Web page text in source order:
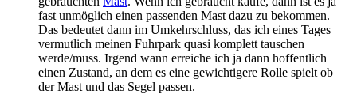
fast unmöglich einen passenden Mast dazu zu bekommen.
Das bedeutet dann im Umkehrschluss, das ich eines Tages
vermutlich meinen Fuhrpark quasi komplett tauschen
werde/muss. Irgend wann erreiche ich ja dann hoffentlich
einen Zustand, an dem es eine gewichtigere Rolle spielt ob
der Mast und das Segel passen.